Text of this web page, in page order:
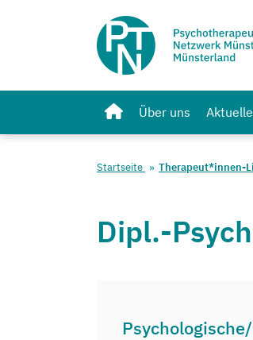
Über uns
Startseite Therapeut*innen-
Dipl.-